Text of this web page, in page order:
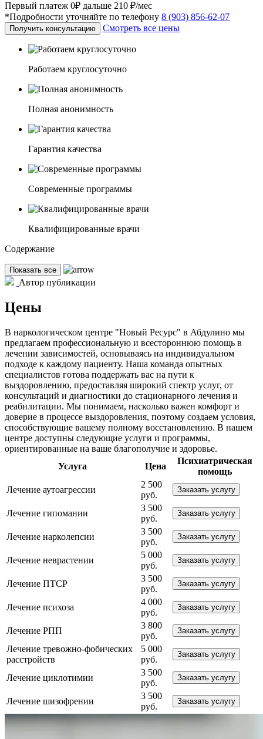
Первый платеж 0₽ дальше 210 ₽/мес
*Подробности уточняйте по телефону 8 (903) 856-62-07
Получить консультацию Смотреть все цены
Работаем круглосуточно
Полная анонимность
Гарантия качества
Современные программы
Квалифицированные врачи
Содержание
Показать все
Автор публикации
Цены
В наркологическом центре "Новый Ресурс" в Абдулино мы
предлагаем профессиональную и всестороннюю помощь в
лечении зависимостей, основываясь на индивидуальном
подходе к каждому пациенту. Наша команда опытных
специалистов готова поддержать вас на пути к
выздоровлению, предоставляя широкий спектр услуг, от
консультаций и диагностики до стационарного лечения и
реабилитации. Мы понимаем, насколько важен комфорт и
доверие в процессе выздоровления, поэтому создаем условия,
способствующие вашему полному восстановлению. В нашем
центре доступны следующие услуги и программы,
ориентированные на ваше благополучие и здоровье.
Услуга
Цена
Психиатрическая
помощь
Лечение аутоагрессии
2 500
руб.
Заказать услугу
Лечение гипомании
3 500
руб.
Заказать услугу
Лечение нарколепсии
3 500
руб.
Заказать услугу
Лечение неврастении
5 000
руб.
Заказать услугу
Лечение ПТСР
3 500
руб.
Заказать услугу
Лечение психоза
4 000
руб.
Заказать услугу
Лечение РПП
3 800
руб.
Заказать услугу
Лечение тревожно-фобических
расстройств
5 000
руб.
Заказать услугу
Лечение циклотимии
3 500
руб.
Заказать услугу
Лечение шизофрении
3 500
руб.
Заказать услугу